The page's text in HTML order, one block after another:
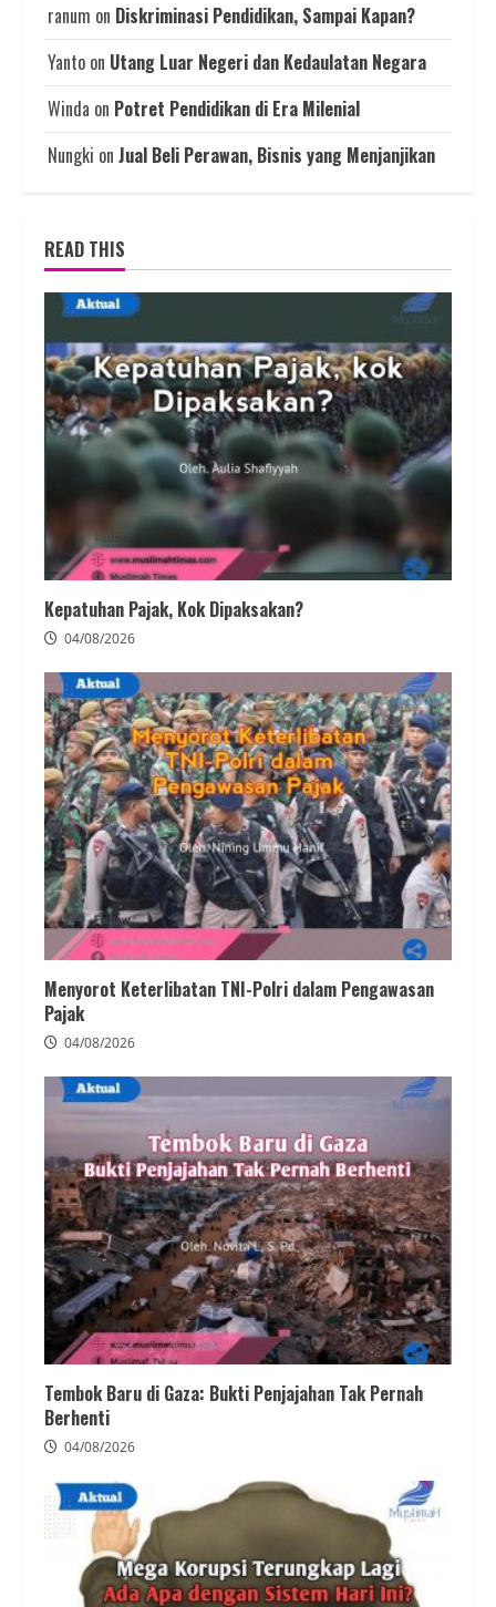
ranum on Diskriminasi Pendidikan, Sampai Kapan?
Yanto on Utang Luar Negeri dan Kedaulatan Negara
Winda on Potret Pendidikan di Era Milenial
Nungki on Jual Beli Perawan, Bisnis yang Menjanjikan
READ THIS
Kepatuhan Pajak, Kok Dipaksakan?
04/08/2026
Menyorot Keterlibatan TNI-Polri dalam Pengawasan
Pajak
04/08/2026
Tembok Baru di Gaza: Bukti Penjajahan Tak Pernah
Berhenti
04/08/2026